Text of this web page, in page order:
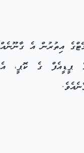
އިތުރުން އެ ގާނޫނެއް
ޕީޑީއެފް ގެ ކޮޕީ، އެ